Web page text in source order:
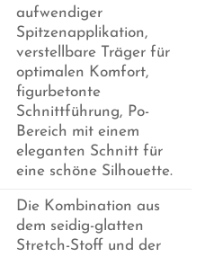
aufwendiger
Spitzenapplikation,
verstellbare Träger für
optimalen Komfort,
figurbetonte
Schnittführung, Po-
Bereich mit einem
eleganten Schnitt für
eine schöne Silhouette.
Die Kombination aus
dem seidig-glatten
Stretch-Stoff und der